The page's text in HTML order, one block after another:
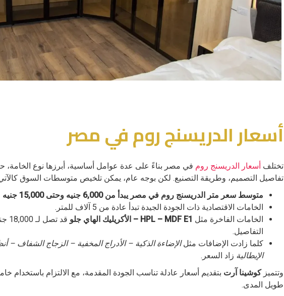
أسعار الدريسنج روم في مصر
تختلف أسعار الدريسنج روم في مصر بناءً على عدة عوامل أساسية، أبرزها نوع الخامة،
تفاصيل التصميم، وطريقة التصنيع. لكن بوجه عام، يمكن تلخيص متوسطات السوق
متوسط سعر متر الدريسنج روم في مصر يبدأ من 6,000 جنيه وحتى 15,000 جنيه
الخامات الاقتصادية ذات الجودة الجيدة تبدأ عادة من 5 آلاف للمتر.
الخامات الفاخرة مثل HPL – MDF E1 – الأكريليك الهاي جلو
قد
التفاصيل.
كلما زادت الإضافات مثلالإضاءة الذكية – الأدراج المخفية – الزجاج الشفاف –
الإيطالية زاد السعر.
وتتميزكوشينا آرت بتقديم أسعار عادلة تناسب الجودة المقدمة، مع الالتزام باستخدام
طويل المدى.